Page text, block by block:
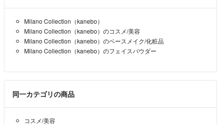
Milano Collection（kanebo）
Milano Collection（kanebo）のコスメ/美容
Milano Collection（kanebo）のベースメイク/化粧品
Milano Collection（kanebo）のフェイスパウダー
同一カテゴリの商品
コスメ/美容